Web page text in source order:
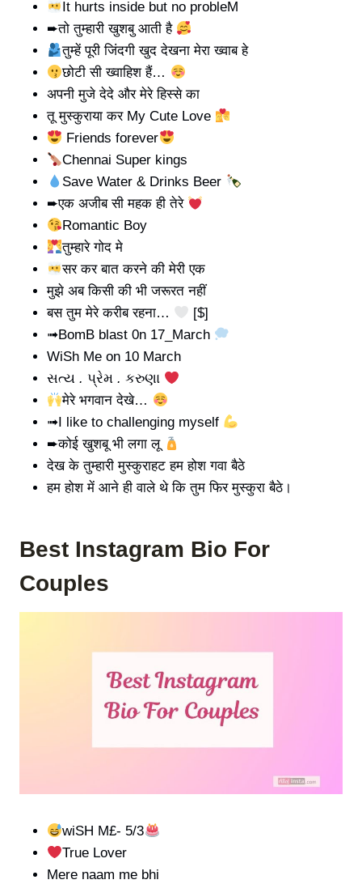
It hurts inside but no probleM
➨तो तुम्हारी खुशबु आती है
तुम्हें पूरी जिंदगी खुद देखना मेरा ख्वाब हे
छोटी सी ख्वाहिश हैं…
अपनी मुजे देदे और मेरे हिस्से का
तू मुस्कुराया कर My Cute Love
Friends forever
Chennai Super kings
Save Water & Drinks Beer
➨एक अजीब सी महक ही तेरे
Romantic Boy
तुम्हारे गोद मे
सर कर बात करने की मेरी एक
मुझे अब किसी की भी जरूरत नहीं
बस तुम मेरे करीब रहना…
[$]
➟BomB blast 0n 17_March
WiSh Me on 10 March
સત્ય . પ્રેમ . કરુણા
मेरे भगवान देखे…
➟I like to challenging myself
➨कोई खुशबू भी लगा लू
देख के तुम्हारी मुस्कुराहट हम होश गवा बैठे
हम होश में आने ही वाले थे कि तुम फिर मुस्कुरा बैठे।
Best Instagram Bio For
Couples
wiSH M£- 5/3
True Lover
Mere naam me bhi